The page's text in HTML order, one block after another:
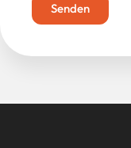
Senden